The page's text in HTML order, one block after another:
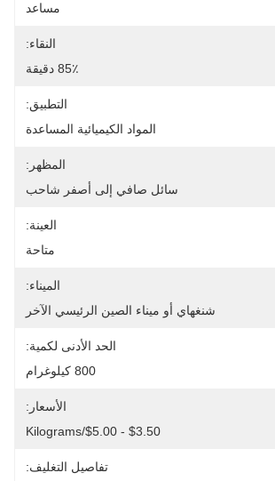
مساعد
النقاء:
85٪ دقيقة
التطبيق:
المواد الكيميائية المساعدة
المظهر:
سائل صافي إلى أصفر شاحب
العينة:
متاحة
الميناء:
شنغهاي أو ميناء الصين الرئيسي الآخر
الحد الأدنى لكمية:
800 كيلوغرام
الأسعار:
$3.50 - $5.00/Kilograms
تفاصيل التغليف: